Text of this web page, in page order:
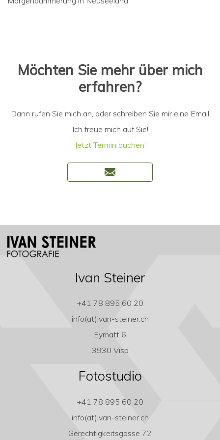
Möchten Sie mehr über mich
erfahren?
Dann rufen Sie mich an, oder schreiben Sie mir eine Email
Ich freue mich auf Sie!
Jetzt Termin buchen!
Ivan Steiner
+41 78 895 60 20
info(at)ivan-steiner.ch
Eymatt 6
3930 Visp
Fotostudio
+41 78 895 60 20
info(at)ivan-steiner.ch
Gerechtigkeitsgasse 72